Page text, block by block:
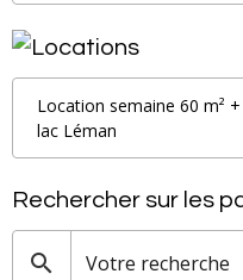
Location semaine 60 m²
lac Léman
Rechercher sur les